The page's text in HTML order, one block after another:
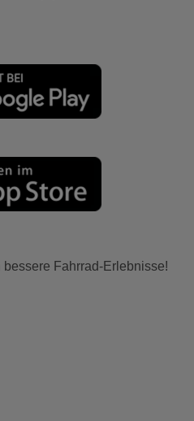
Fahrrad-Erlebnisse!